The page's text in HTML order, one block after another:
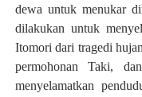
dewa untuk menukar
dilakukan untuk
Itomori dari tragedi
permohonan Taki,
menyelamatkan